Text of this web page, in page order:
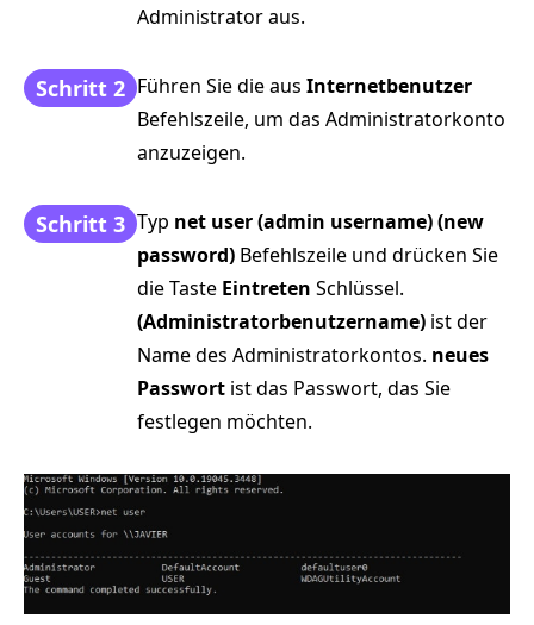
Administrator aus.
Schritt 2 Führen Sie die aus Internetbenutzer
Befehlszeile, um das Administratorkonto
anzuzeigen.
Schritt 3 Typ net user (admin username) (new
password) Befehlszeile und drücken Sie
die Taste Eintreten Schlüssel.
(Administratorbenutzername) ist der
Name des Administratorkontos. neues
Passwort ist das Passwort, das Sie
festlegen möchten.